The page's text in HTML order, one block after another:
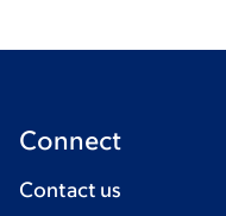
Connect
Contact us